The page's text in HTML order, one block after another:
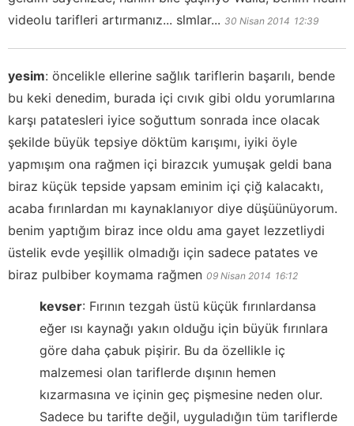
videolu tarifleri artırmanız... slmlar... 30 Nisan 2014 12:39
yesim: öncelikle ellerine sağlık tariflerin başarılı, bende
bu keki denedim, burada içi cıvık gibi oldu yorumlarına
karşı patatesleri iyice soğuttum sonrada ince olacak
şekilde büyük tepsiye döktüm karışımı, iyiki öyle
yapmışım ona rağmen içi birazcık yumuşak geldi bana
biraz küçük tepside yapsam eminim içi çiğ kalacaktı,
acaba fırınlardan mı kaynaklanıyor diye düşüünüyorum.
benim yaptığım biraz ince oldu ama gayet lezzetliydi
üstelik evde yeşillik olmadığı için sadece patates ve
biraz pulbiber koymama rağmen 09 Nisan 2014 16:12
kevser: Fırının tezgah üstü küçük fırınlardansa
eğer ısı kaynağı yakın olduğu için büyük fırınlara
göre daha çabuk pişirir. Bu da özellikle iç
malzemesi olan tariflerde dışının hemen
kızarmasına ve içinin geç pişmesine neden olur.
Sadece bu tarifte değil, uyguladığın tüm tariflerde